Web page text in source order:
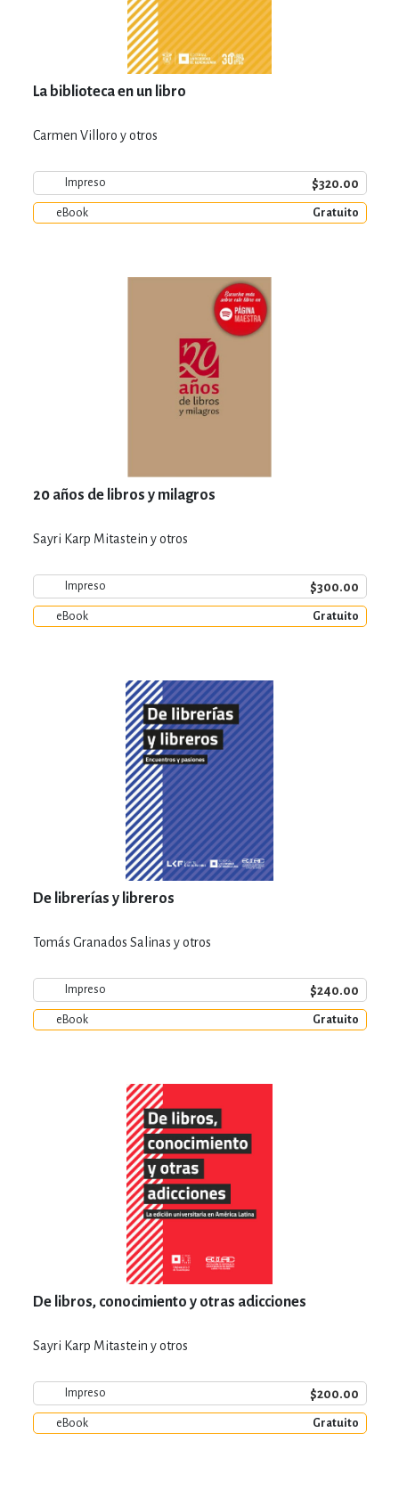
La biblioteca en un libro
Carmen Villoro y otros
Impreso $320.00
eBook Gratuito
20 años de libros y milagros
Sayri Karp Mitastein y otros
Impreso $300.00
eBook Gratuito
De librerías y libreros
Tomás Granados Salinas y otros
Impreso $240.00
eBook Gratuito
De libros, conocimiento y otras adicciones
Sayri Karp Mitastein y otros
Impreso $200.00
eBook Gratuito